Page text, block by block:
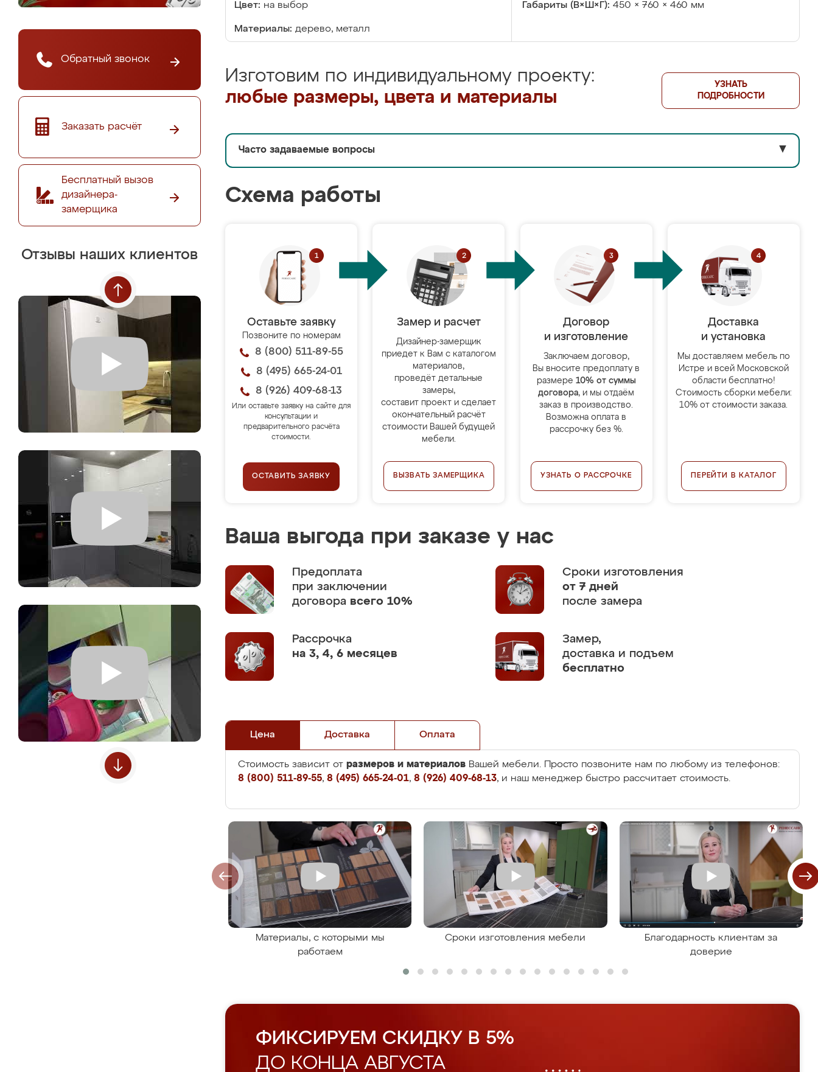
Обратный звонок
Заказать расчёт
Бесплатный вызов
дизайнера-
замерщика
Отзывы наших клиентов
Цвет: на выбор Габариты (В×Ш×Г): 450 × 760 × 460 мм
Материалы: дерево, металл
Изготовим по индивидуальному проекту:
любые размеры, цвета и материалы
УЗНАТЬ
ПОДРОБНОСТИ
Часто задаваемые вопросы ▼
Схема работы
Оставьте заявку
Позвоните по номерам
8 (800) 511-89-55
8 (495) 665-24-01
8 (926) 409-68-13
Или оставьте заявку на сайте для
консультации и
предварительного расчёта
стоимости.
ОСТАВИТЬ ЗАЯВКУ
Замер и расчет
Дизайнер-замерщик
приедет к Вам с каталогом
материалов,
проведёт детальные
замеры,
составит проект и сделает
окончательный расчёт
стоимости Вашей будущей
мебели.
ВЫЗВАТЬ ЗАМЕРЩИКА
Договор
и изготовление
Заключаем договор,
Вы вносите предоплату в
размере 10% от суммы
договора, и мы отдаём
заказ в производство.
Возможна оплата в
рассрочку без %.
УЗНАТЬ О РАССРОЧКЕ
Доставка
и установка
Мы доставляем мебель по
Истре и всей Московской
области бесплатно!
Стоимость сборки мебели:
10% от стоимости заказа.
ПЕРЕЙТИ В КАТАЛОГ
Ваша выгода при заказе у нас
Предоплата
при заключении
договора всего 10%
Сроки изготовления
от 7 дней
после замера
Рассрочка
на 3, 4, 6 месяцев
Замер,
доставка и подъем
бесплатно
Цена Доставка Оплата
Стоимость зависит от размеров и материалов Вашей мебели. Просто позвоните нам по любому из телефонов:
8 (800) 511-89-55, 8 (495) 665-24-01, 8 (926) 409-68-13, и наш менеджер быстро рассчитает стоимость.
Материалы, с которыми мы
работаем
Сроки изготовления мебели
Благодарность клиентам за
доверие
ФИКСИРУЕМ СКИДКУ В 5%
ДО КОНЦА АВГУСТА